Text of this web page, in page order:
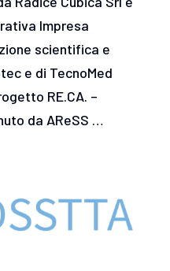
Impresa
scientifica e
e di TecnoMed
RE.CA. –
da AReSS …